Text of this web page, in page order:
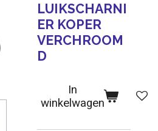
LUIKSCHARNI
ER KOPER
VERCHROOM
D
In
winkelwagen